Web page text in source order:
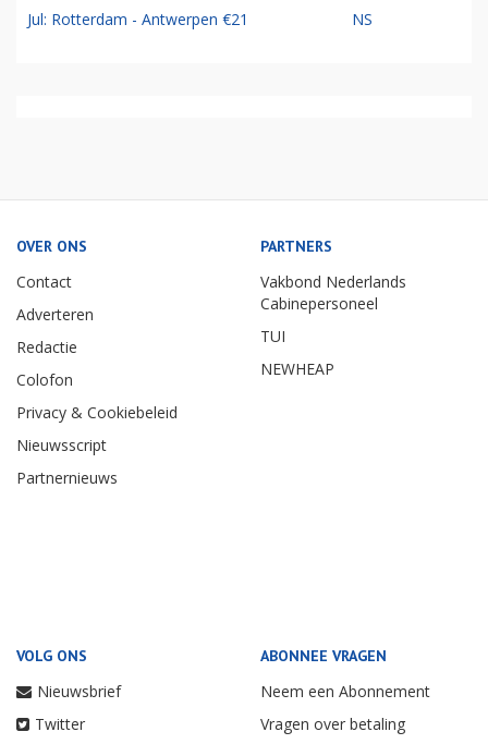
Jul: Rotterdam - Antwerpen €21 NS
OVER ONS
Contact
Adverteren
Redactie
Colofon
Privacy & Cookiebeleid
Nieuwsscript
Partnernieuws
PARTNERS
Vakbond Nederlands
Cabinepersoneel
TUI
NEWHEAP
VOLG ONS
Nieuwsbrief
Twitter
ABONNEE VRAGEN
Neem een Abonnement
Vragen over betaling